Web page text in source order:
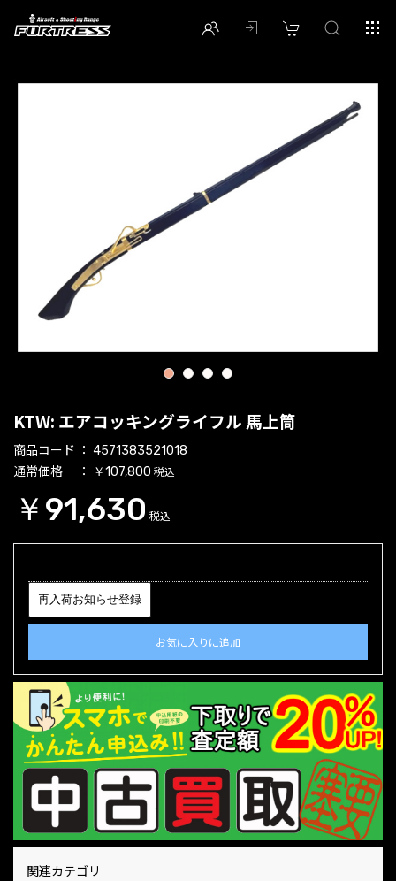
1 2 3 4
KTW: エアコッキングライフル 馬上筒
商品コード 4571383521018
通常価格 ￥107,800 税込
￥91,630 税込
再入荷お知らせ登録
お気に入りに追加
関連カテゴリ